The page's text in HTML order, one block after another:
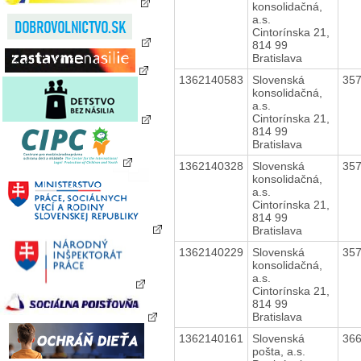
konsolidačná,
a.s.
Cintorínska 21,
814 99
Bratislava
1362140583
Slovenská
konsolidačná,
a.s.
Cintorínska 21,
814 99
Bratislava
1362140328
Slovenská
konsolidačná,
a.s.
Cintorínska 21,
814 99
Bratislava
1362140229
Slovenská
konsolidačná,
a.s.
Cintorínska 21,
814 99
Bratislava
1362140161
Slovenská
pošta, a.s.